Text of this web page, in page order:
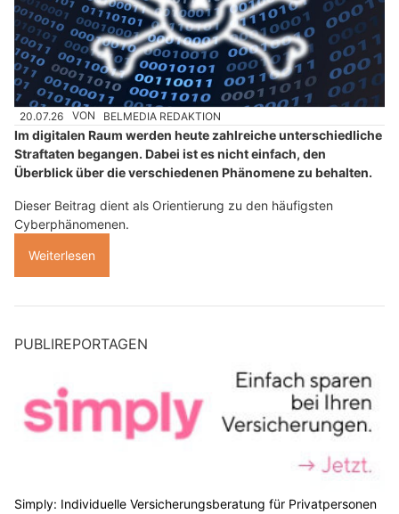
20.07.26 VON BELMEDIA REDAKTION
Im digitalen Raum werden heute zahlreiche unterschiedliche
Straftaten begangen. Dabei ist es nicht einfach, den
Überblick über die verschiedenen Phänomene zu behalten.
Dieser Beitrag dient als Orientierung zu den häufigsten
Cyberphänomenen.
Weiterlesen
PUBLIREPORTAGEN
Simply: Individuelle Versicherungsberatung für Privatpersonen